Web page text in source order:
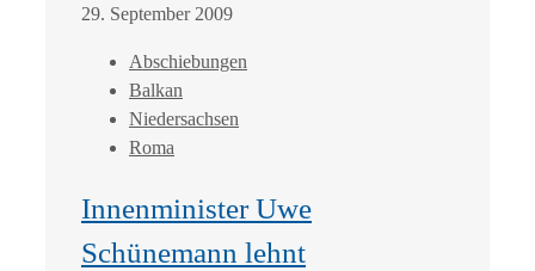
29. September 2009
Abschiebungen
Balkan
Niedersachsen
Roma
Innenminister Uwe
Schünemann lehnt